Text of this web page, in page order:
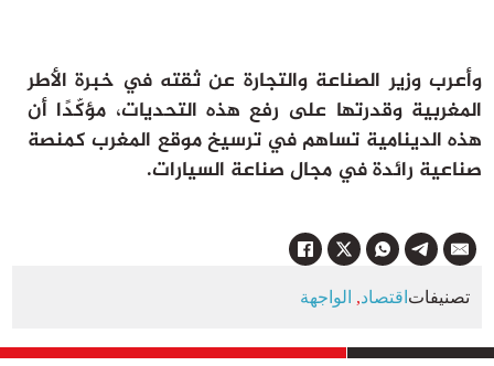
وأعرب وزير الصناعة والتجارة عن ثقته في خبرة الأطر
المغربية وقدرتها على رفع هذه التحديات، مؤكّدًا أن
هذه الدينامية تساهم في ترسيخ موقع المغرب كمنصة
صناعية رائدة في مجال صناعة السيارات.
اقتصاد, الواجهة تصنيفات